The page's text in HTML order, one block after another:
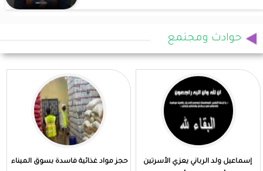
حوادث ومجتمع
إسماعيل ولد الرباني يعزي الأسرتين
حجز مواد غذائية فاسدة بسوق الميناء